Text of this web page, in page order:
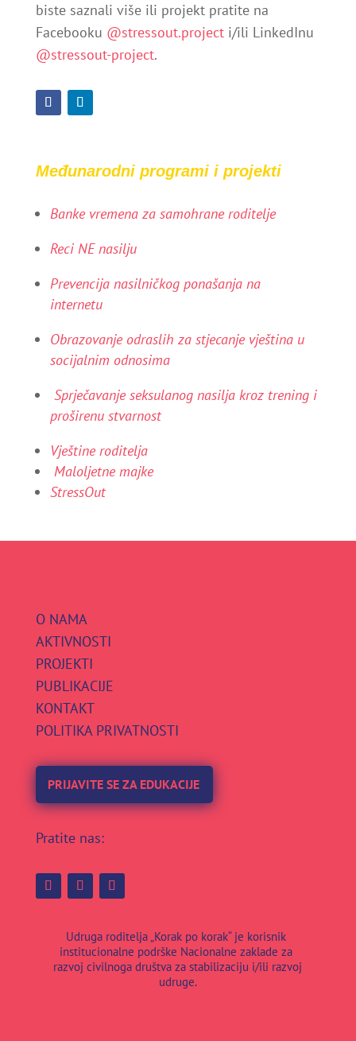
biste saznali više ili projekt pratite na
Facebooku @stressout.projecti/ili LinkedInu
@stressout-project.
Međunarodni programi i projekti
Banke vremena za samohrane roditelje
Reci NE nasilju
Prevencija nasilničkog ponašanja na
internetu
Obrazovanje odraslih za stjecanje vještina u
socijalnim odnosima
Sprječavanje seksulanog nasilja kroz trening i
proširenu stvarnost
Vještine roditelja
Maloljetne majke
StressOut
O NAMA
AKTIVNOSTI
PROJEKTI
PUBLIKACIJE
KONTAKT
POLITIKA PRIVATNOSTI
PRIJAVITE SE ZA EDUKACIJE
Pratite nas:
Udruga roditelja „Korak po korak“ je korisnik
institucionalne podrške Nacionalne zaklade za
razvoj civilnoga društva za stabilizaciju i/ili razvoj
udruge.